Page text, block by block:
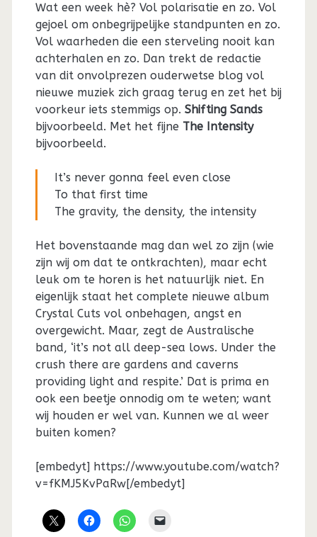
Wat een week hè? Vol polarisatie en zo. Vol
gejoel om onbegrijpelijke standpunten en zo.
Vol waarheden die een sterveling nooit kan
achterhalen en zo. Dan trekt de redactie
van dit onvolprezen ouderwetse blog vol
nieuwe muziek zich graag terug en zet het bij
voorkeur iets stemmigs op. Shifting Sands
bijvoorbeeld. Met het fijne The Intensity
bijvoorbeeld.
It’s never gonna feel even close
To that first time
The gravity, the density, the intensity
Het bovenstaande mag dan wel zo zijn (wie
zijn wij om dat te ontkrachten), maar echt
leuk om te horen is het natuurlijk niet. En
eigenlijk staat het complete nieuwe album
Crystal Cuts vol onbehagen, angst en
overgewicht. Maar, zegt de Australische
band, ‘it’s not all deep-sea lows. Under the
crush there are gardens and caverns
providing light and respite.’ Dat is prima en
ook een beetje onnodig om te weten; want
wij houden er wel van. Kunnen we al weer
buiten komen?
[embedyt] https://www.youtube.com/watch?
v=fKMJ5KvPaRw[/embedyt]